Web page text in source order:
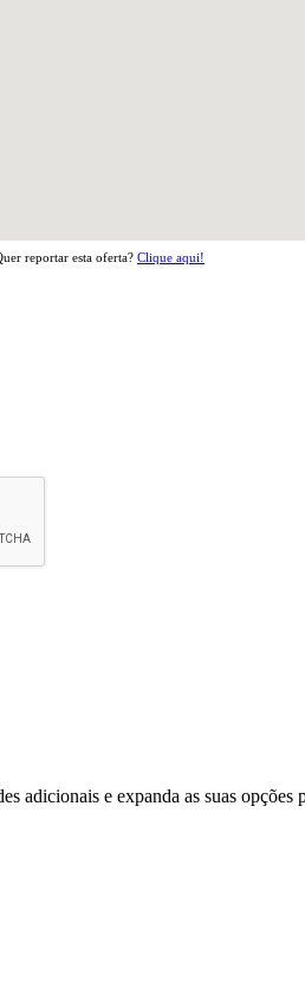
reportar esta oferta? Clique aqui!
adicionais e expanda as suas opções